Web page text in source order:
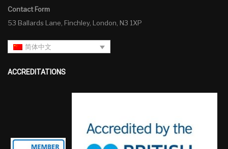
Contact Form
53 Ballards Lane, Finchley, London, N3 1XP
简体中文
ACCREDITATIONS